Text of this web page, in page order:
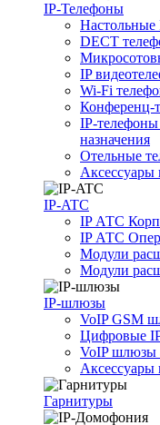
IP-Телефоны
Настольные
DECT
IP
Wi-Fi
Конференц-
IP-
назначения
Отельные
Аксессуары
IP-ATC
IP АТС
IP АТС
Модули
Модули
IP-шлюзы
VoIP GSM
Цифровые
VoIP шлюзы
Гарнитуры